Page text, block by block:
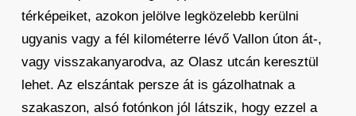
térképeiket, azokon jelölve legközelebb kerülni
ugyanis vagy a fél kilométerre lévő Vallon úton át-,
vagy visszakanyarodva, az Olasz utcán keresztül
lehet. Az elszántak persze át is gázolhatnak a
szakaszon, alsó fotónkon jól látszik, hogy ezzel a